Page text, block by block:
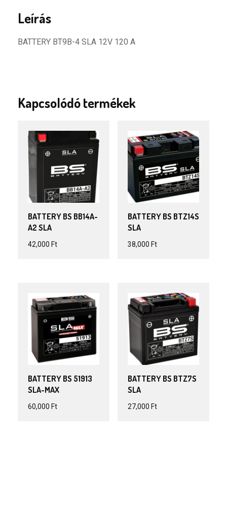
Leírás
BATTERY BT9B-4 SLA 12V 120 A
Kapcsolódó termékek
BATTERY BS BB14A-
A2 SLA
42,000 Ft
BATTERY BS BTZ14S
SLA
38,000 Ft
BATTERY BS 51913
SLA-MAX
60,000 Ft
BATTERY BS BTZ7S
SLA
27,000 Ft